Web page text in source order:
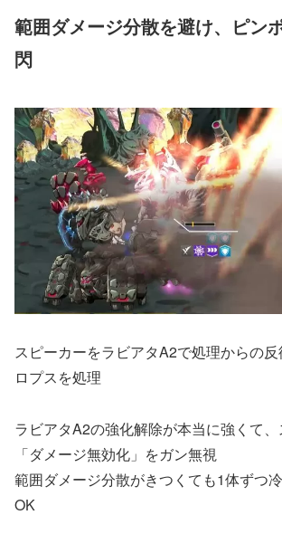
範囲ダメージ分散を避け、ピン
閃
スピーカーをラビアタA2で処理からの
ロプスを処理
ラビアタA2の強化解除が本当に強くて
「ダメージ無効化」をガン無視
範囲ダメージ分散がきつくても1体ずつ
OK